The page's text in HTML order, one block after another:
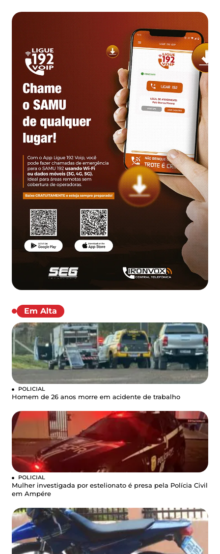
Em Alta
POLICIAL
Homem de 26 anos morre em acidente de trabalho
POLICIAL
Mulher investigada por estelionato é presa pela Polícia Civil
em Ampére